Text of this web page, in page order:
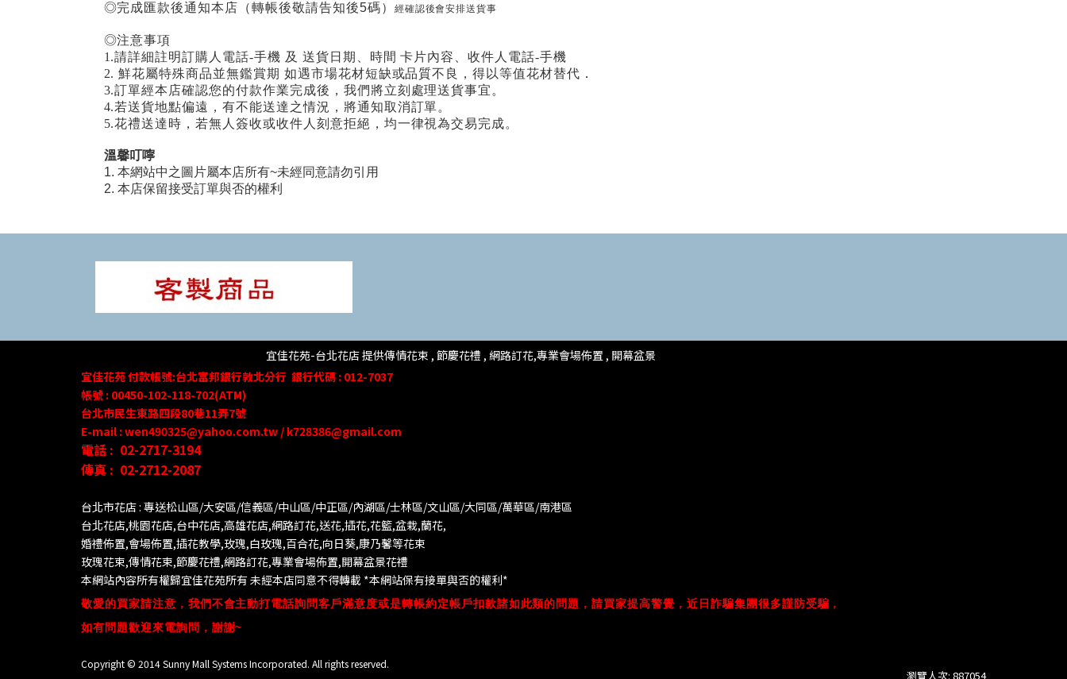
◎完成匯款後通知本店（轉帳後敬請告知後5碼） 經確認後會安排送貨事
◎注意事項
1.請詳細註明訂購人電話-手機 及 送貨日期、時間 卡片內容、收件人電話-手機
2. 鮮花屬特殊商品並無鑑賞期 如遇市場花材短缺或品質不良，得以等值花材替代．
3.訂單經本店確認您的付款作業完成後，我們將立刻處理送貨事宜。
4.若送貨地點偏遠，有不能送達之情況，將通知取消訂單。
5.花禮送達時，若無人簽收或收件人刻意拒絕，均一律視為交易完成。
溫馨叮嚀
1. 本網站中之圖片屬本店所有~未經同意請勿引用
2. 本店保留接受訂單與否的權利
宜佳花苑-台北花店 提供傳情花束 , 節慶花禮 , 網路訂花,專業會場佈置 , 開幕盆景
宜佳花苑付款帳號:台北富邦銀行敦北分行 銀行代碼 : 012-7037
帳號 : 00450-102-118-702(ATM)
台北市民生東路四段80巷11弄7號
E-mail : wen490325@yahoo.com.tw / k728386@gmail.com
電話 : 02-2717-3194
傳真 : 02-2712-2087
台北市花店 : 專送松山區/大安區/信義區/中山區/中正區/內湖區/士林區/文山區/大同區/萬華區/南港區
台北花店,桃園花店,台中花店,高雄花店,網路訂花,送花,插花,花籃,盆栽,蘭花,
婚禮佈置,會場佈置,插花教學,玫瑰,白玫瑰,百合花,向日葵,康乃馨等花束
玫瑰花束,傳情花束,節慶花禮,網路訂花,專業會場佈置,開幕盆景花禮
本網站內容所有權歸宜佳花苑所有 未經本店同意不得轉載 *本網站保有接單與否的權利*
敬愛的買家請注意，我們不會主動打電話詢問客戶滿意度或是轉帳約定帳戶扣款諸如此類的問題，請買家提高警覺，近日詐騙集團很多謹防受騙，
如有問題歡迎來電詢問，謝謝~
Copyright © 2014 Sunny Mall Systems Incorporated. All rights reserved.
瀏覽人次: 887054